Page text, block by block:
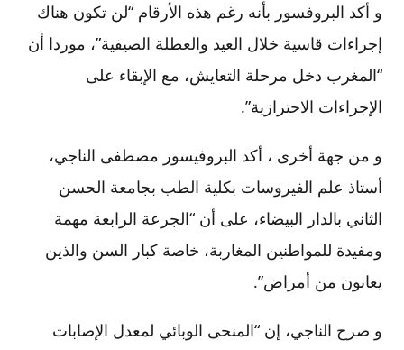
و أكد البروفسور بأنه رغم هذه الأرقام “لن تكون هناك
إجراءات قاسية خلال العيد والعطلة الصيفية”، موردا أن
“المغرب دخل مرحلة التعايش، مع الإبقاء على
الإجراءات الاحترازية”.
و من جهة أخرى ، أكد البروفيسور مصطفى الناجي،
أستاذ علم الفيروسات بكلية الطب بجامعة الحسن
الثاني بالدار البيضاء، على أن “الجرعة الرابعة مهمة
ومفيدة للمواطنين المغاربة، خاصة كبار السن والذين
يعانون من أمراض”.
و صرح الناجي، إن “المنحى الوبائي لمعدل الإصابات